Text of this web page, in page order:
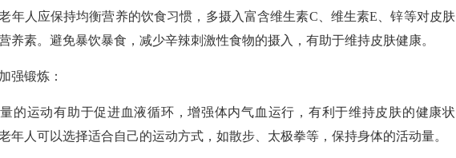
人应保持均衡营养的饮食习惯，多摄入富含维生素C、维生素E、锌等对皮肤
养素。避免暴饮暴食，减少辛辣刺激性食物的摄入，有助于维持皮肤健康。
锻炼：
运动有助于促进血液循环，增强体内气血运行，有利于维持皮肤的健康状
年人可以选择适合自己的运动方式，如散步、太极拳等，保持身体的活动量。